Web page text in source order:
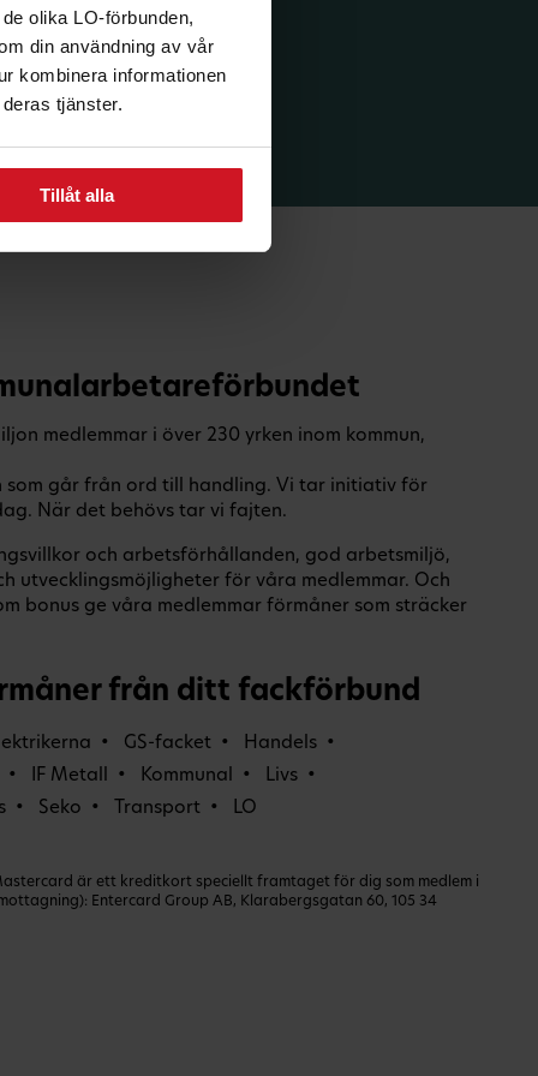
olika LO-förbunden,
din användning av vår
kombinera informationen
tjänster.
Tillåt alla
medlemmar i över 230 yrken inom kommun,
som går från ord till handling. Vi tar initiativ för
När det behövs tar vi fajten.
och arbetsförhållanden, god arbetsmiljö,
utvecklingsmöjligheter för våra medlemmar. Och
bonus ge våra medlemmar förmåner som sträcker
från ditt fackförbund
GS-facket
Handels
IF Metall
Kommunal
Livs
Seko Transport LO
är ett kreditkort speciellt framtaget för dig som medlem i
Entercard Group AB, Klarabergsgatan 60, 105 34